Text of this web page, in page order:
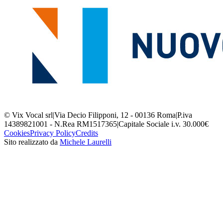
© Vix Vocal srl|Via Decio Filipponi, 12 - 00136 Roma|P.iva
14389821001 - N.Rea RM1517365|Capitale Sociale i.v. 30.000€
CookiesPrivacy PolicyCredits
Sito realizzato da Michele Laurelli